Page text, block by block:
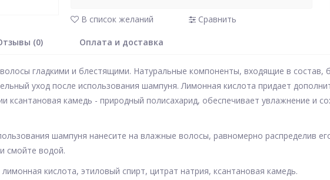
В список желаний Сравнить
(0) Оплата и доставка
гладкими и блестящими. Натуральные компоненты, входящие в состав,
уход после использования шампуня. Лимонная кислота придает
ксантановая камедь - природный полисахарид, обеспечивает увлажнение и
шампуня нанесите на влажные волосы, равномерно распределив
смойте водой.
кислота, этиловый спирт, цитрат натрия, ксантановая камедь.